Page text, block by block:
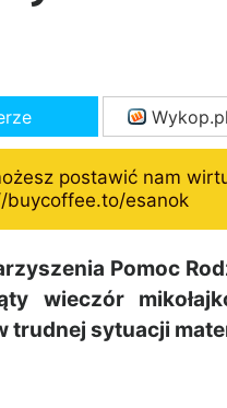
Wykop.pl
postawić nam
buycoffee.to/esanok
Pomoc
wieczór
trudnej sytuacji